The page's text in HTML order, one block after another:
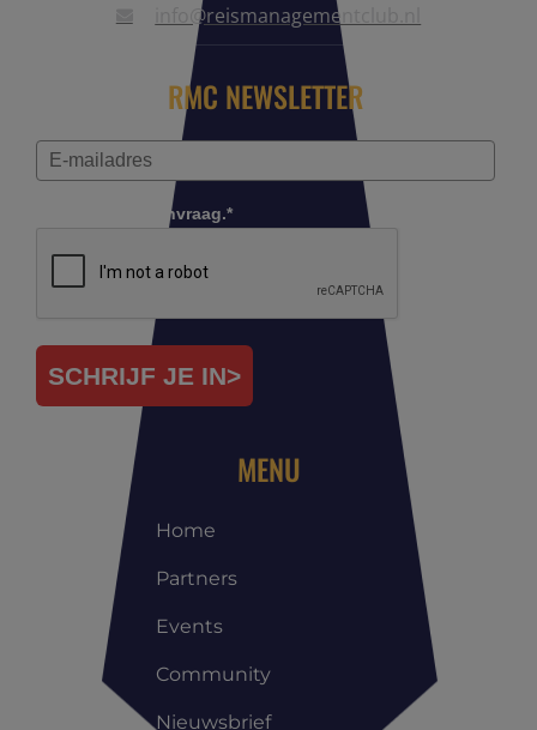
info@reismanagementclub.nl
RMC NEWSLETTER
Controleer je aanvraag.*
SCHRIJF JE IN>
MENU
Home
Partners
Events
Community
Nieuwsbrief